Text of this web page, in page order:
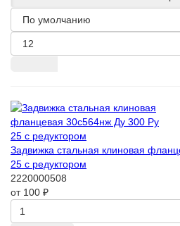
Задвижка стальная клиновая
25 с редуктором
2220000508
от 100 ₽